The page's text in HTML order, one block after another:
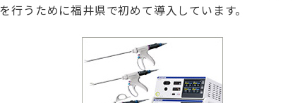
行うために福井県で初めて導入しています。